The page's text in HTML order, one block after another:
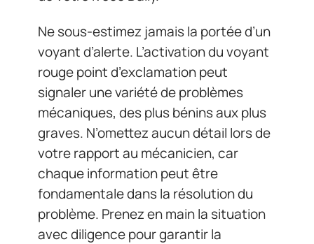
Ne sous-estimez jamais la portée d’un
voyant d’alerte. L’activation du voyant
rouge point d’exclamation peut
signaler une variété de problèmes
mécaniques, des plus bénins aux plus
graves. N’omettez aucun détail lors de
votre rapport au mécanicien, car
chaque information peut être
fondamentale dans la résolution du
problème. Prenez en main la situation
avec diligence pour garantir la